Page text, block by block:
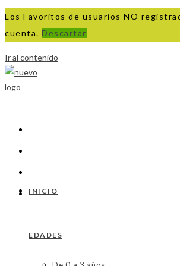
Los Favoritos de usuarios NO
cuenta. Descartar
Ir al contenido
INICIO
EDADES